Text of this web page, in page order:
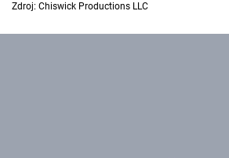
Zdroj: Chiswick Productions LLC